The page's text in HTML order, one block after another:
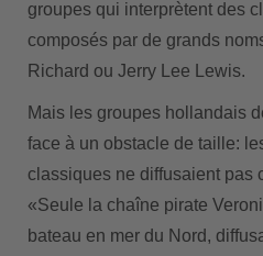
groupes qui interprètent des
composés par de grands
Richard ou Jerry Lee Lewis.
Mais les groupes hollandais
face à un obstacle de taille:
classiques ne diffusaient pas
«Seule la chaîne pirate
bateau en mer du Nord,